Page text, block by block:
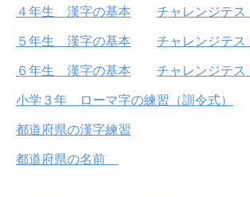
４年生 漢字の基本 チャレンジテス
５年生 漢字の基本 チャレンジテス
６年生 漢字の基本 チャレンジテス
小学３年 ローマ字の練習（訓令式）
都道府県の漢字練習
都道府県の名前